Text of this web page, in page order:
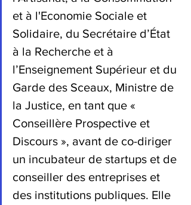
et à l'Economie Sociale et
Solidaire, du Secrétaire d’État
à la Recherche et à
l’Enseignement Supérieur et du
Garde des Sceaux, Ministre de
la Justice, en tant que «
Conseillère Prospective et
Discours », avant de co-diriger
un incubateur de startups et de
conseiller des entreprises et
des institutions publiques. Elle